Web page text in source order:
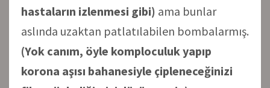
hastaların izlenmesi gibi) ama bunlar
aslında uzaktan patlatılabilen bombalarmış.
(Yok canım, öyle komploculuk yapıp
korona aşısı bahanesiyle çipleneceğinizi